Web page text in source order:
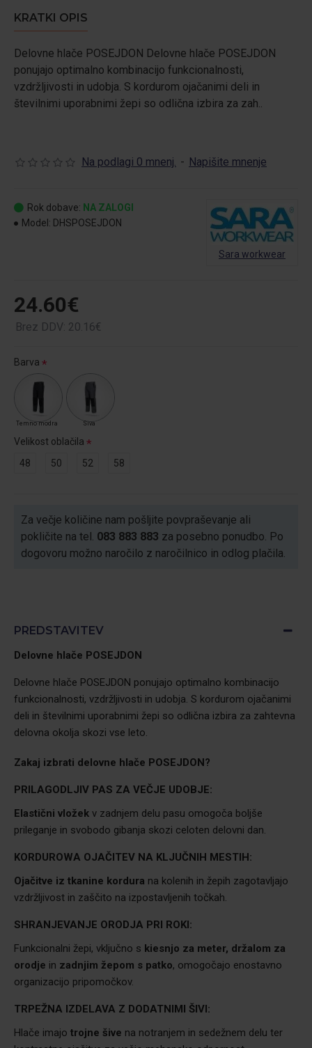
KRATKI OPIS
Delovne hlače POSEJDON Delovne hlače POSEJDON
ponujajo optimalno kombinacijo funkcionalnosti,
vzdržljivosti in udobja. S kordurom ojačanimi deli in
številnimi uporabnimi žepi so odlična izbira za zah..
Na podlagi 0 mnenj. - Napišite mnenje
24.60€
Brez DDV: 20.16€
Rok dobave: NA ZALOGI
Model: DHSPOSEJDON
Sara workwear
Barva
Temno modra Siva
Velikost oblačila
48
50 52 58
Za večje količine nam pošljite povpraševanje ali
pokličite na tel. 083 883 883 za posebno ponudbo. Po
dogovoru možno naročilo z naročilnico in odlog plačila.
PREDSTAVITEV
Delovne hlače POSEJDON
Delovne hlače POSEJDON ponujajo optimalno kombinacijo
funkcionalnosti, vzdržljivosti in udobja. S kordurom ojačanimi
deli in številnimi uporabnimi žepi so odlična izbira za zahtevna
delovna okolja skozi vse leto.
Zakaj izbrati delovne hlače POSEJDON?
PRILAGODLJIV PAS ZA VEČJE UDOBJE:
Elastični vložek v zadnjem delu pasu omogoča boljše
prileganje in svobodo gibanja skozi celoten delovni dan.
KORDUROWA OJAČITEV NA KLJUČNIH MESTIH:
Ojačitve iz tkanine kordura na kolenih in žepih zagotavljajo
vzdržljivost in zaščito na izpostavljenih točkah.
SHRANJEVANJE ORODJA PRI ROKI:
Funkcionalni žepi, vključno s kiesnjo za meter, držalom za
orodje in zadnjim žepom s patko, omogočajo enostavno
organizacijo pripomočkov.
TRPEŽNA IZDELAVA Z DODATNIMI ŠIVI:
Hlače imajo trojne šive na notranjem in sedežnem delu ter